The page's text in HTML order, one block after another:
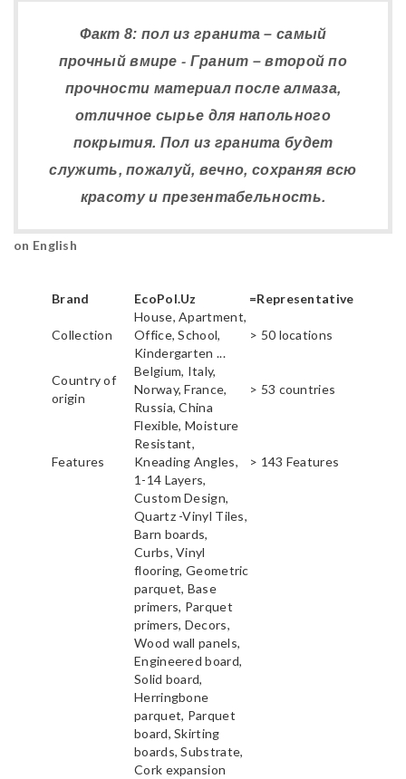
Факт 8: пол из гранита – самый
прочный вмире - Гранит – второй по
прочности материал после алмаза,
отличное сырье для напольного
покрытия. Пол из гранита будет
служить, пожалуй, вечно, сохраняя всю
красоту и презентабельность.
on English
Brand EcoPol.Uz =Representative
Collection
House, Apartment,
Office, School,
Kindergarten ...
> 50 locations
Country of
origin
Belgium, Italy,
Norway, France,
Russia, China
> 53 countries
Features
Flexible, Moisture
Resistant,
Kneading Angles,
1-14 Layers,
Custom Design,
> 143 Features
Quartz -Vinyl Tiles,
Barn boards,
Curbs, Vinyl
flooring, Geometric
parquet, Base
primers, Parquet
primers, Decors,
Wood wall panels,
Engineered board,
Solid board,
Herringbone
parquet, Parquet
board, Skirting
boards, Substrate,
Cork expansion